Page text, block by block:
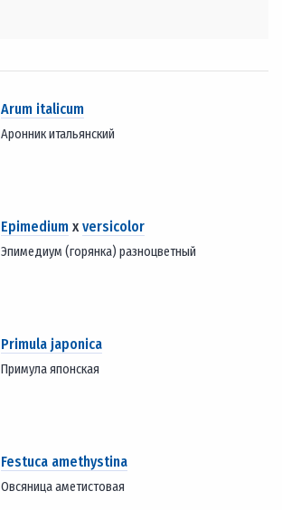
Arum italicum
Аронник итальянский
Epimedium xversicolor
Эпимедиум (горянка) разноцветный
Primula japonica
Примула японская
Festuca amethystina
Овсяница аметистовая